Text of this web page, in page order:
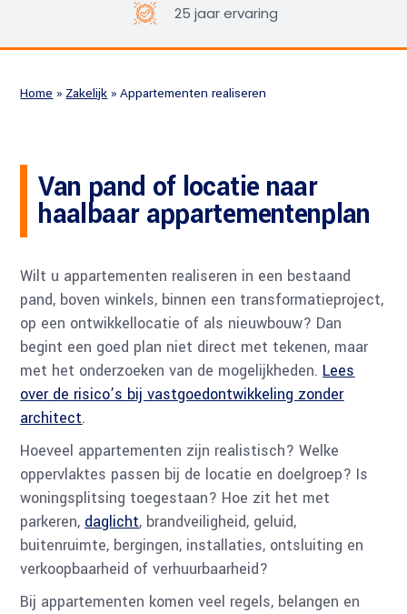
25 jaar ervaring
Home » Zakelijk »Appartementen realiseren
Van pand of locatie naar
haalbaar appartementenplan
Wilt u appartementen realiseren in een bestaand
pand, boven winkels, binnen een transformatieproject,
op een ontwikkellocatie of als nieuwbouw? Dan
begint een goed plan niet direct met tekenen, maar
met het onderzoeken van de mogelijkheden. Lees
over de risico’s bij vastgoedontwikkeling zonder
architect.
Hoeveel appartementen zijn realistisch? Welke
oppervlaktes passen bij de locatie en doelgroep? Is
woningsplitsing toegestaan? Hoe zit het met
parkeren, daglicht, brandveiligheid, geluid,
buitenruimte, bergingen, installaties, ontsluiting en
verkoopbaarheid of verhuurbaarheid?
Bij appartementen komen veel regels, belangen en